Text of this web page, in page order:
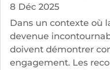
8 Déc 2025
Dans un contexte où
devenue
doivent démontrer
engagement. Les